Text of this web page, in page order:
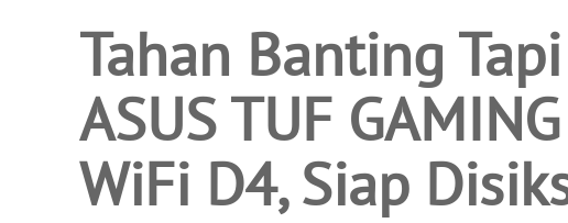
Tahan Banting
ASUS TUF
WiFi D4, Siap